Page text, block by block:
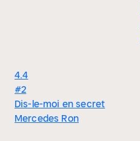
4.4
#2
Dis-le-moi en secret
Mercedes Ron